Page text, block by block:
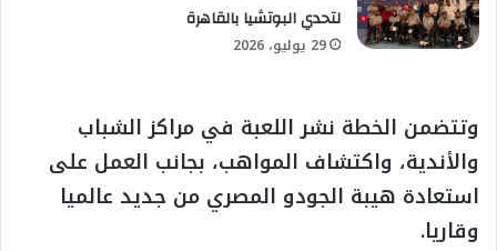
لتحدي البوتشيا بالقاهرة
29 يوليو، 2026
وتتضمن الخطة نشر اللعبة في مراكز الشباب
والأندية، واكتشاف المواهب، بجانب العمل على
استعادة هيبة الجودو المصري من جديد عالميا
وقاريا.